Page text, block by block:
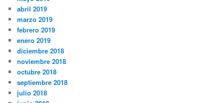
abril 2019
marzo 2019
febrero 2019
enero 2019
diciembre 2018
noviembre 2018
octubre 2018
septiembre 2018
julio 2018